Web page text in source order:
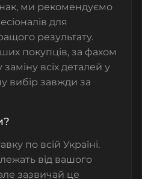
ми рекомендуємо
для
результату.
покупців, за фахом
всіх деталей у
вибір завжди за
по всій Україні.
від вашого
зазвичай це